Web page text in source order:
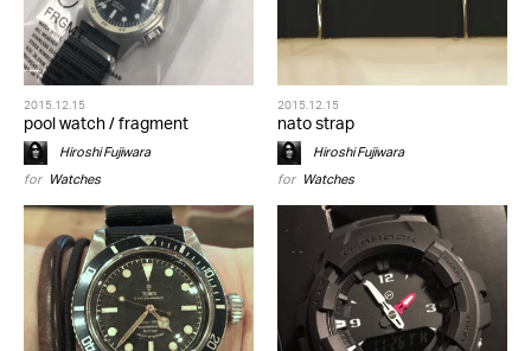
2015.12.15
pool watch / fragment
Hiroshi Fujiwara
for Watches
2015.12.15
nato strap
Hiroshi Fujiwara
for Watches